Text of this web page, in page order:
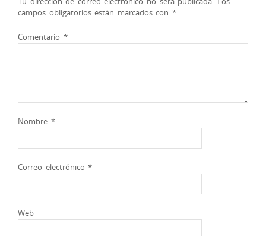
campos obligatorios están marcados con *
Comentario *
Nombre *
Correo electrónico*
Web